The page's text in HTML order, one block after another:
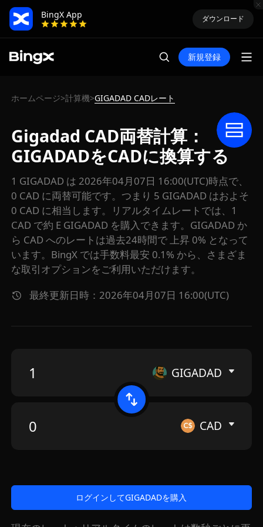
BingX App
ダウンロード
新規登録
ホームページ>計算機>GIGADAD CADレート
Gigadad CAD両替計算：
GIGADADをCADに換算する
1 GIGADAD は 2026年04月07日 16:00(UTC)時点で、
0 CAD に両替可能です。つまり 5 GIGADAD はおよそ
0 CAD に相当します。リアルタイムレートでは、1
CAD で約 E GIGADAD を購入できます。GIGADAD か
ら CAD へのレートは過去24時間で 上昇 0% となって
います。BingX では手数料最安 0.1% から、さまざま
な取引オプションをご利用いただけます。
最終更新日時：2026年04月07日 16:00(UTC)
GIGADAD
CAD
ログインしてGIGADADを購入